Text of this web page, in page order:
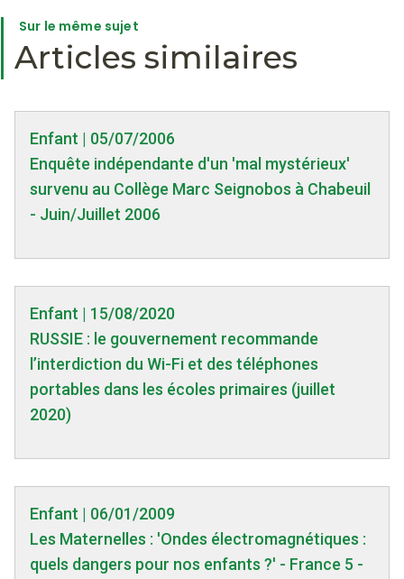
Sur le même sujet
Articles similaires
Enfant | 05/07/2006
Enquête indépendante d'un 'mal mystérieux'
survenu au Collège Marc Seignobos à Chabeuil
- Juin/Juillet 2006
Enfant | 15/08/2020
RUSSIE : le gouvernement recommande
l’interdiction du Wi-Fi et des téléphones
portables dans les écoles primaires (juillet
2020)
Enfant | 06/01/2009
Les Maternelles : 'Ondes électromagnétiques :
quels dangers pour nos enfants ?' - France 5 -